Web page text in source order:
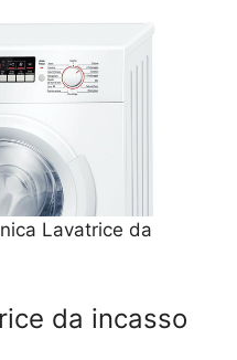
Lavatrice da
da incasso